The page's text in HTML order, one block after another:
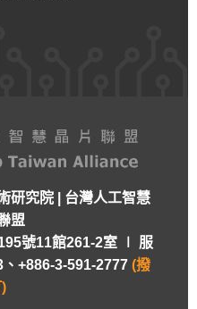
研究院 | 台灣人工智慧
盟
號11館261-2室 ∣ 服
+886-3-591-2777 (撥